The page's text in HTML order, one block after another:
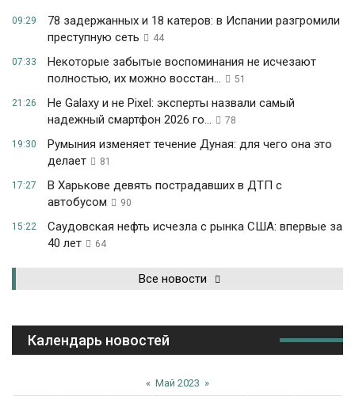
09:29
78 задержанных и 18 катеров: в Испании разгромили
преступную сеть
44
07:33
Некоторые забытые воспоминания не исчезают
полностью, их можно восстан...
51
21:26
Не Galaxy и не Pixel: эксперты назвали самый
надежный смартфон 2026 го...
78
19:30
Румыния изменяет течение Дуная: для чего она это
делает
81
17:27
В Харькове девять пострадавших в ДТП с
автобусом
90
15:22
Саудовская нефть исчезла с рынка США: впервые за
40 лет
64
Все новости
Календарь новостей
« Май 2023 »